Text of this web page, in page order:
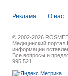
Реклама О нас
© 2002-2026
Медицинский портал
информации
Все вопросы и
995 521